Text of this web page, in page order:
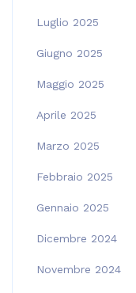
Luglio 2025
Giugno 2025
Maggio 2025
Aprile 2025
Marzo 2025
Febbraio 2025
Gennaio 2025
Dicembre 2024
Novembre 2024